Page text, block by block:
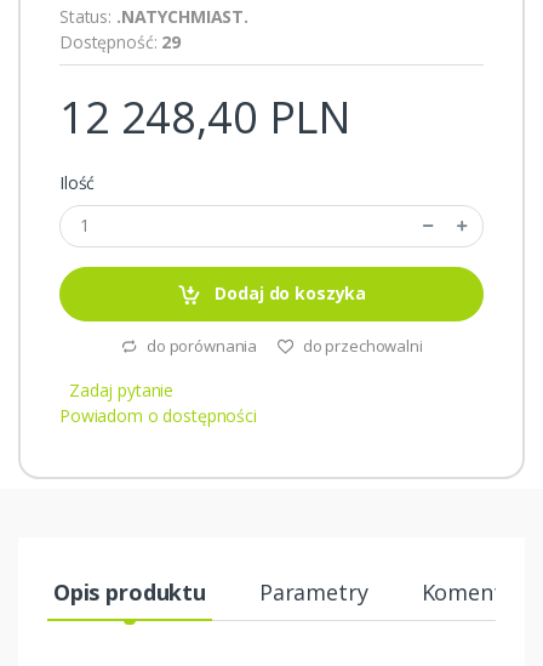
Status: .NATYCHMIAST.
Dostępność: 29
12 248,40 PLN
Ilość
Dodaj do koszyka
do porównania do przechowalni
Zadaj pytanie
Powiadom o dostępności
Opis produktu Parametry